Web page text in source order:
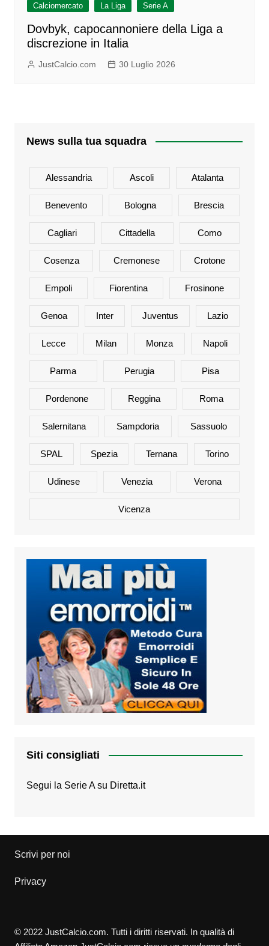
Calciomercato La Liga Serie A
Dovbyk, capocannoniere della Liga a
discrezione in Italia
JustCalcio.com 30 Luglio 2026
News sulla tua squadra
Alessandria Ascoli Atalanta
Benevento Bologna Brescia
Cagliari Cittadella Como
Cosenza Cremonese Crotone
Empoli Fiorentina Frosinone
Genoa Inter Juventus Lazio
Lecce Milan Monza Napoli
Parma Perugia Pisa
Pordenone Reggina Roma
Salernitana Sampdoria Sassuolo
SPAL Spezia Ternana Torino
Udinese Venezia Verona
Vicenza
Siti consigliati
Segui la Serie A su Diretta.it
Scrivi per noi
Privacy
© 2022 JustCalcio.com. Tutti i diritti riservati. In qualità di